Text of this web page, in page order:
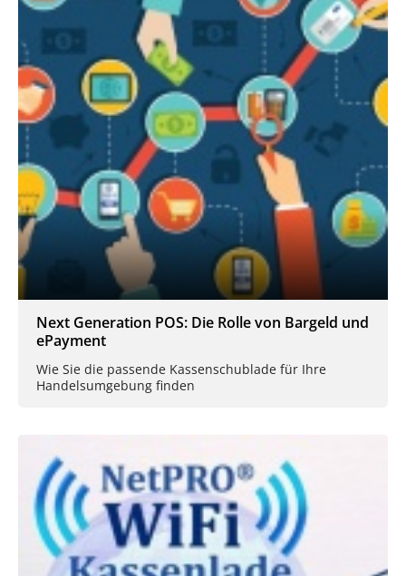
Next Generation POS: Die Rolle von Bargeld und
ePayment
Wie Sie die passende Kassenschublade für Ihre
Handelsumgebung finden